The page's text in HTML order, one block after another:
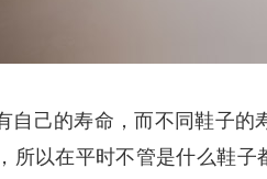
自己的寿命，而不同鞋子
所以在平时不管是什么鞋